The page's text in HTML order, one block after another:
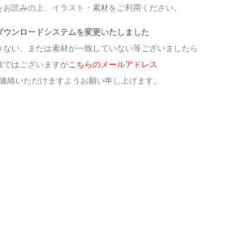
お読みの上、イラスト・素材をご利用ください。
ンロードシステムを変更いたしました
ない、または素材が一致していない等ございましたら
ではございますがこちらのメールアドレス
絡いただけますようお願い申し上げます。